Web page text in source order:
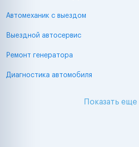
Автомеханик с выездом
Выездной автосервис
Ремонт генератора
Диагностика автомобиля
Показать еще